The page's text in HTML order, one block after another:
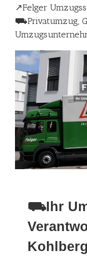
↗️Felger
⛟Privatumzug,
⛟Ihr
Kohlberg